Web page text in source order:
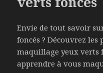
Envie de tout savoir
foncés ? Découvrez les
maquillage yeux verts
apprendre à vous